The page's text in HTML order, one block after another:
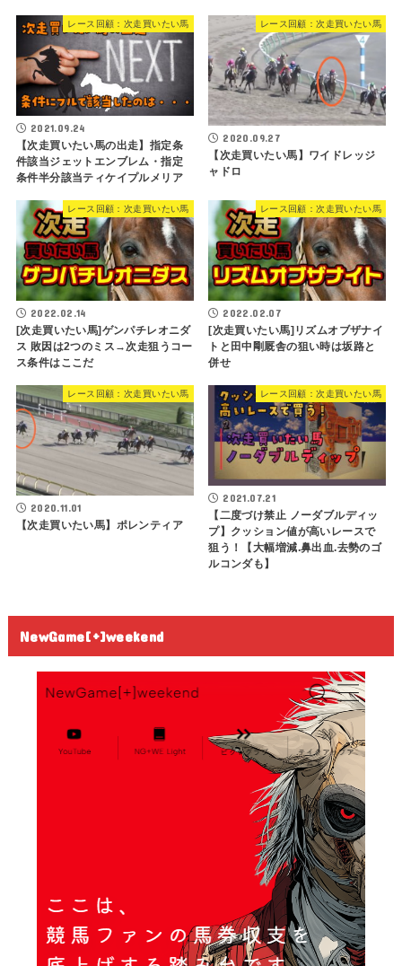
レース回顧：次走買いたい馬
2021.09.24
【次走買いたい馬の出走】指定条
件該当ジェットエンブレム・指定
条件半分該当ティケイプルメリア
レース回顧：次走買いたい馬
2020.09.27
【次走買いたい馬】ワイドレッジ
ャドロ
レース回顧：次走買いたい馬
2022.02.14
[次走買いたい馬]ゲンパチレオニダ
ス 敗因は2つのミス→次走狙うコー
ス条件はここだ
レース回顧：次走買いたい馬
2022.02.07
[次走買いたい馬]リズムオブザナイ
トと田中剛厩舎の狙い時は坂路と
併せ
レース回顧：次走買いたい馬
2020.11.01
【次走買いたい馬】ポレンティア
レース回顧：次走買いたい馬
2021.07.21
【二度づけ禁止 ノーダブルディッ
プ】クッション値が高いレースで
狙う！【大幅増減.鼻出血.去勢のゴ
ルコンダも】
NewGame[+]weekend